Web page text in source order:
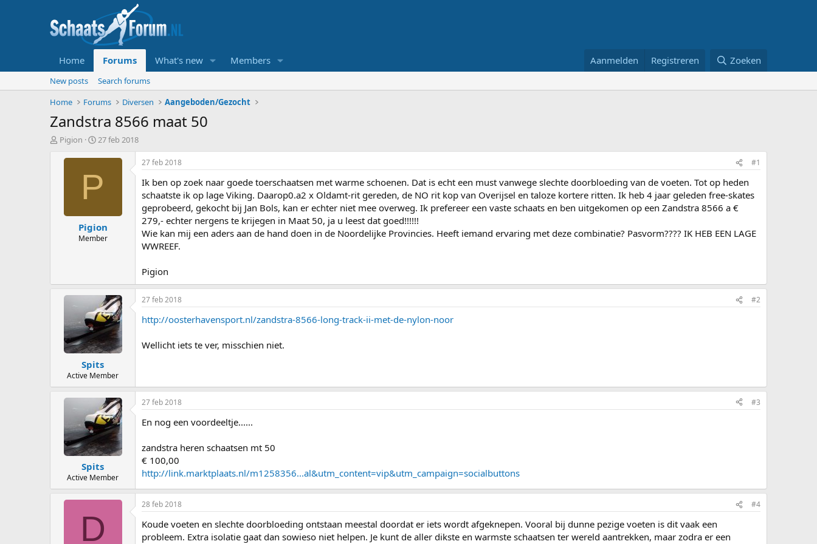
Home Forums What's new Members Aanmelden Registreren Zoeken
New posts
Search forums
Home
Forums Diversen Aangeboden/Gezocht
Zandstra 8566 maat 50
T
Pigion
S
a
t
t
u
m
27 feb 2018
P
Pigion
Member
27 feb 2018 #1
Ik ben op zoek naar goede toerschaatsen met warme schoenen. Dat is echt een must vanwege slechte doorbloeding van de voeten. Tot op heden
schaatste ik op lage Viking. Daarop0.a2 x Oldamt-rit gereden, de NO rit kop van Overijsel en taloze kortere ritten. Ik heb 4 jaar geleden free-skates
geprobeerd, gekocht bij Jan Bols, kan er echter niet mee overweg. Ik prefereer een vaste schaats en ben uitgekomen op een Zandstra 8566 a €
279,- echter nergens te krijegen in Maat 50, ja u leest dat goed!!!!!!
Wie kan mij een aders aan de hand doen in de Noordelijke Provincies. Heeft iemand ervaring met deze combinatie? Pasvorm???? IK HEB EEN LAGE
WWREEF.
Pigion
Spits
Active Member
27 feb 2018 #2
http://oosterhavensport.nl/zandstra-8566-long-track-ii-met-de-nylon-noor
Wellicht iets te ver, misschien niet.
Spits
Active Member
27 feb 2018 #3
En nog een voordeeltje......
zandstra heren schaatsen mt 50
€ 100,00
http://link.marktplaats.nl/m1258356...al&utm_content=vip&utm_campaign=socialbuttons
D
28 feb 2018 #4
Koude voeten en slechte doorbloeding ontstaan meestal doordat er iets wordt afgeknepen. Vooral bij dunne pezige voeten is dit vaak een
probleem. Extra isolatie gaat dan sowieso niet helpen. Je kunt de aller dikste en warmste schaatsen ter wereld aantrekken, maar zodra er een